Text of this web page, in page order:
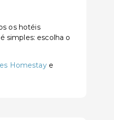
os hotéis
simples: escolha o
Homestaye